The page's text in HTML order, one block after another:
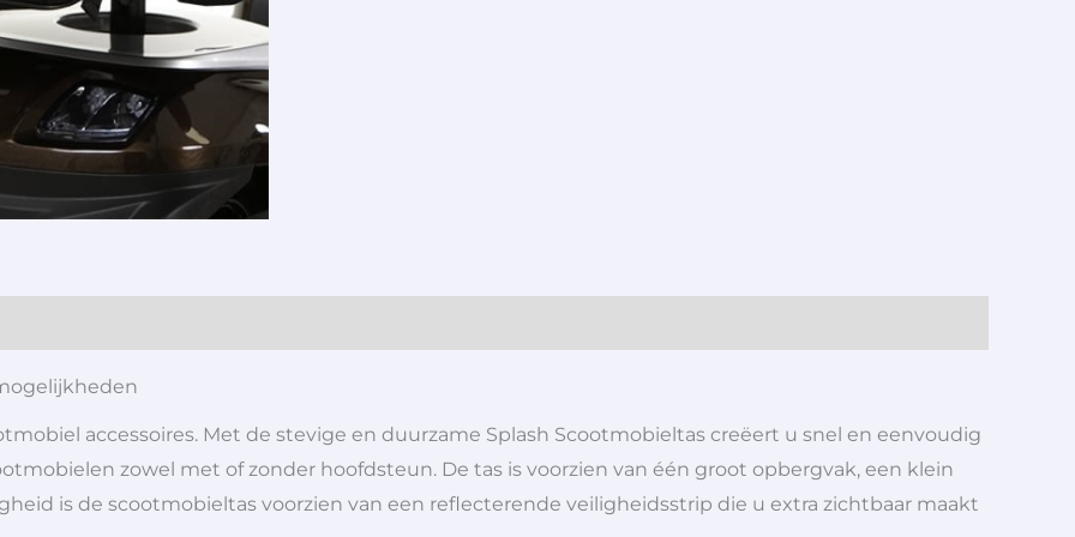
accessoires. Met de stevige en duurzame Splash Scootmobieltas creëert u snel en eenvoudig
zowel met of zonder hoofdsteun. De tas is voorzien van één groot opbergvak, een klein
is de scootmobieltas voorzien van een reflecterende veiligheidsstrip die u extra zichtbaar maakt